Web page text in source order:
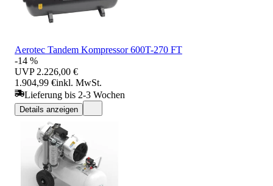
Aerotec Tandem Kompressor 600T-270 FT
-14 %
UVP 2.226,00 €
1.904,99 €inkl. MwSt.
Lieferung bis 2-3 Wochen
Details anzeigen